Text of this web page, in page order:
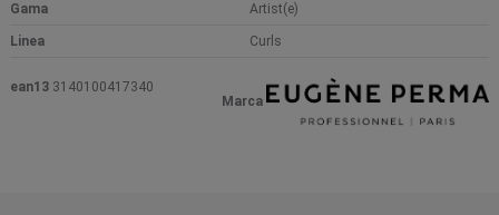
Gama Artist(e)
Linea Curls
Marca
ean13 3140100417340